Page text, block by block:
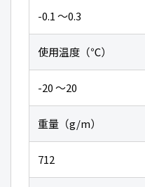
-0.1 〜0.3
使用温度（℃）
-20 〜20
重量（g/m）
712